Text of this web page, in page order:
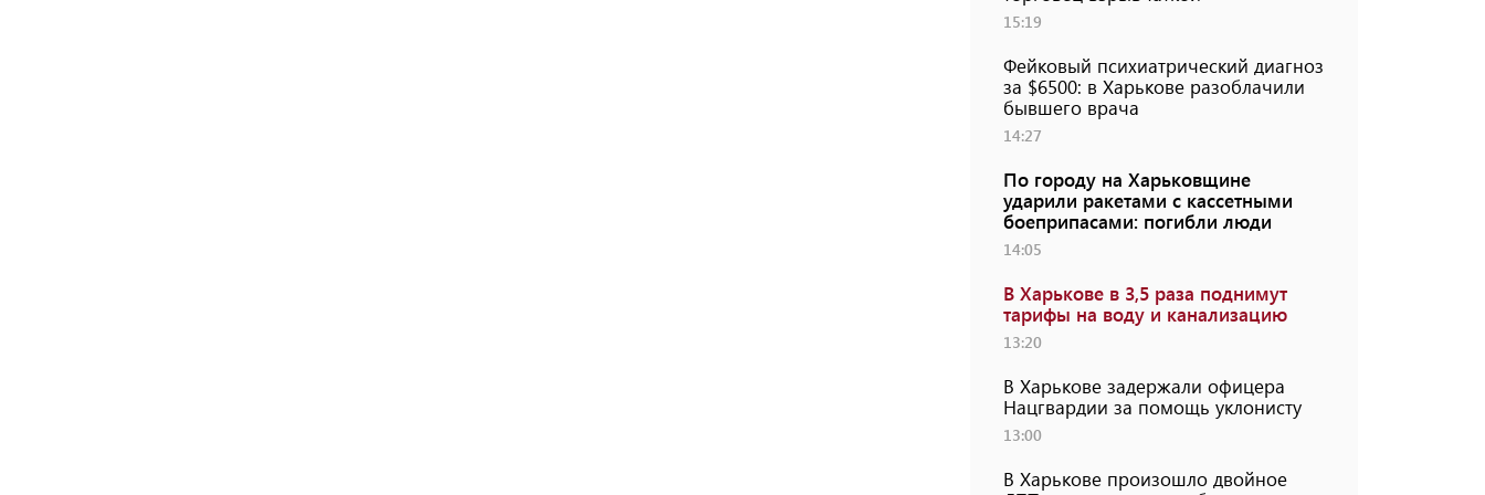
15:19
Фейковый психиатрический диагноз
за $6500: в Харькове разоблачили
бывшего врача
14:27
По городу на Харьковщине
ударили ракетами с кассетными
боеприпасами: погибли люди
14:05
В Харькове в 3,5 раза поднимут
тарифы на воду и канализацию
13:20
В Харькове задержали офицера
Нацгвардии за помощь уклонисту
13:00
В Харькове произошло двойное